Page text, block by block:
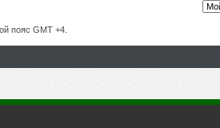
пояс GMT +4.